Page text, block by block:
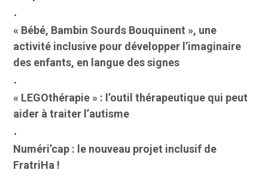
« Bébé, Bambin Sourds Bouquinent », une
activité inclusive pour développer l’imaginaire
des enfants, en langue des signes
« LEGOthérapie » : l’outil thérapeutique qui peut
aider à traiter l’autisme
Numéri’cap : le nouveau projet inclusif de
FratriHa !